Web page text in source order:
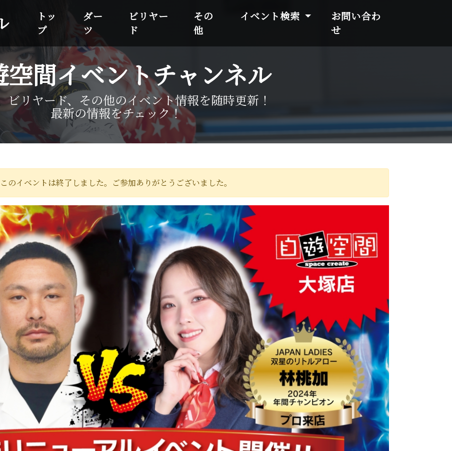
トッ
プ
ダー
ツ
ビリヤー
ド
その
他
イベント検索
お問い合わ
せ
空間イベントチャンネル
ビリヤード、その他のイベント情報を随時更新！
最新の情報をチェック！
このイベントは終了しました。ご参加ありがとうございました。